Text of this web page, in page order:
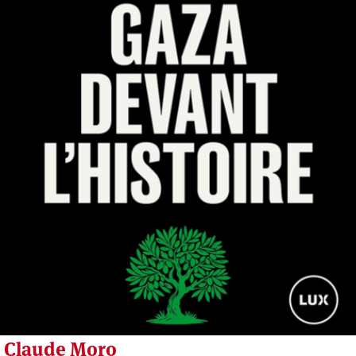
Claude Moro